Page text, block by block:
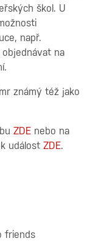
škol. U
např.
na
známý též jako
ZDE nebo na
událost ZDE.
friends